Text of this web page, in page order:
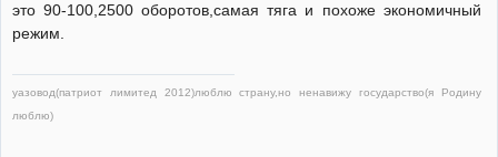
это 90-100,2500 оборотов,самая тяга и похоже экономичный
режим.
уазовод(патриот лимитед 2012)люблю страну,но ненавижу государство(я Родину
люблю)